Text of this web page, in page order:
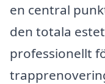
en central
den totala
professionellt